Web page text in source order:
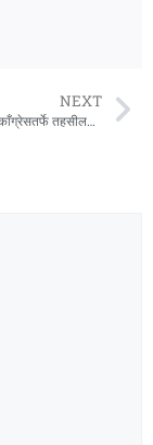
NEXT
विविध मागण्यांसाठी काँग्रेसतर्फे तहसीलदारांना निवेदन